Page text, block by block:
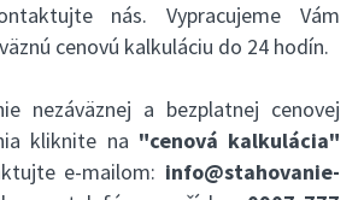
nás. Vypracujeme Vám
cenovú kalkuláciu do 24 hodín.
nezáväznej a bezplatnej cenovej
kliknite na "cenová kalkulácia"
e-mailom: info@stahovanie-